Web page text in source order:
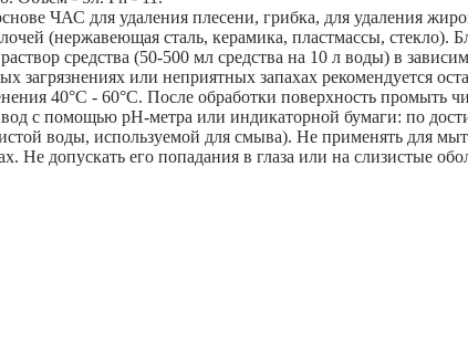
ЧАС для удаления плесени, грибка, для удаления
(нержавеющая сталь, керамика, пластмассы,
средства (50-500 мл средства на 10 л воды) в
загрязнениях или неприятных запахах рекомендуется
40°С - 60°С. После обработки поверхность промыть
с помощью рН-метра или индикаторной бумаги: по
воды, используемой для смыва). Не применять для
Не допускать его попадания в глаза или на слизистые